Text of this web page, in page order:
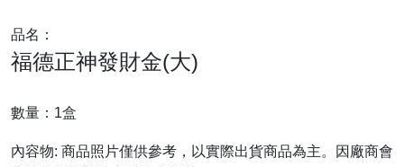
品名：
福德正神發財金(大)
數量：1盒
內容物: 商品照片僅供參考，以實際出貨商品為主。因廠商會